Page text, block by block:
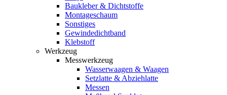
Baukleber & Dichtstoffe
Montageschaum
Sonstiges
Gewindedichtband
Klebstoff
Werkzeug
Messwerkzeug
Wasserwaagen & Waagen
Setzlatte & Abziehlatte
Messen